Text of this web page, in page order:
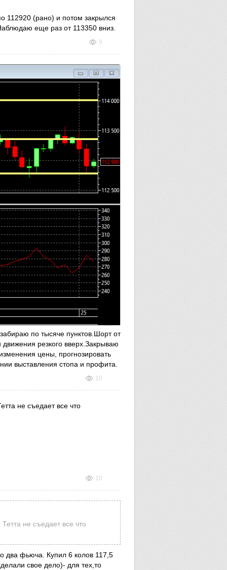
112920 (рано) и потом закрылся
еще раз от 113350 вниз.
9
по тысяче пунктов.Шорт от
резкого вверх.Закрываю
цены, прогнозировать
выставления стопа и профита.
10
не съедает все что
10
не съедает все что
два фьюча. Купил 6 колов 117,5
свое дело)- для тех,то